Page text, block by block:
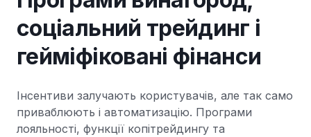
соціальний трейдинг і
гейміфіковані фінанси
Інсентиви залучають користувачів, але так само
приваблюють і автоматизацію. Програми
лояльності, функції копітрейдингу та